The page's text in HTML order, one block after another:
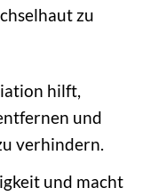
zu
hilft,
und
verhindern.
und macht